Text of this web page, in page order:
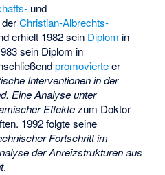
und
derChristian-Albrechts-
erhielt 1982 sein Diplom in
sein Diplom in
promovierteer
Interventionen in der
Eine Analyse unter
Effektezum Doktor
1992 folgte seine
Fortschritt im
der Anreizstrukturen aus
.